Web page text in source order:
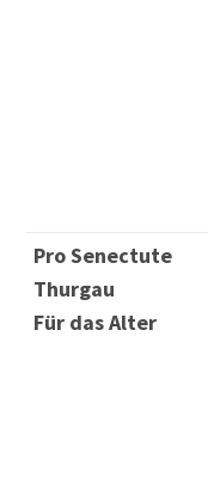
Pro Senectute
Thurgau
Für das Alter